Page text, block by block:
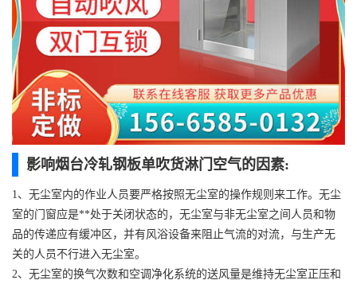
影响烟台冷轧钢板单吹货淋门空气的因素:
1、无尘室内的作业人员要严格按照无尘室的操作规则来工作。无尘
室的门窗应是**处于关闭状态的，无尘室与非无尘室之间人员和物
品的传递应有缓冲区，并有风浴设备来阻止气流的对流，与生产无
关的人员不行进入无尘室。
2、无尘室的换气次数和空调净化系统的送风量是维持无尘室正压和